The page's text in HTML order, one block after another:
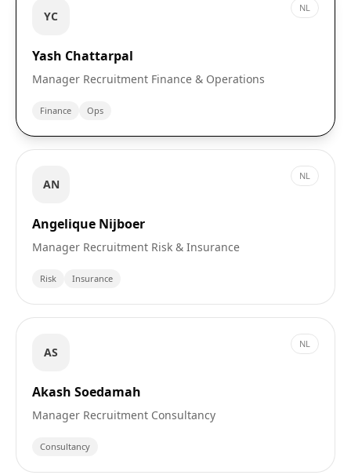
YC
NL
Yash Chattarpal
Manager Recruitment Finance & Operations
Finance Ops
AN
NL
Angelique Nijboer
Manager Recruitment Risk & Insurance
Risk Insurance
AS
NL
Akash Soedamah
Manager Recruitment Consultancy
Consultancy